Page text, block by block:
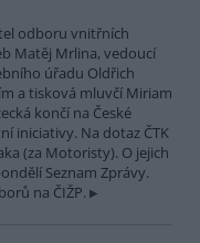
odboru vnitřních
Matěj Mrlina, vedoucí
úřadu Oldřich
a tisková mluvčí Miriam
končí na České
iniciativy. Na dotaz ČTK
(za Motoristy). O jejich
Seznam Zprávy.
na ČIŽP.